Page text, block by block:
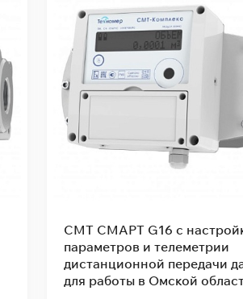
СМТ СМАРТ 10 с
параметров и телеметрии
дистанционной передачи
для работы в Омской